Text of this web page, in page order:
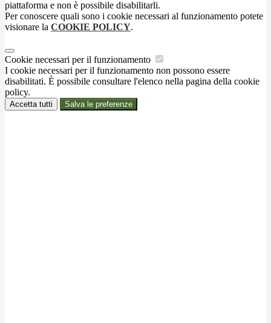
piattaforma e non è possibile disabilitarli.
Per conoscere quali sono i cookie necessari al funzionamento potete
visionare la COOKIE POLICY.
Cookie necessari per il funzionamento
I cookie necessari per il funzionamento non possono essere
disabilitati. È possibile consultare l'elenco nella pagina della cookie
policy.
Accetta tutti Salva le preferenze